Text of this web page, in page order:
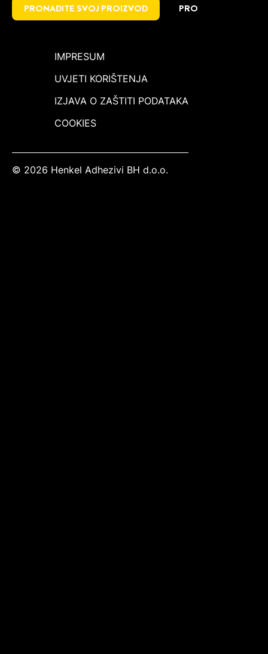
PRONAĐITE SVOJ PROIZVOD PRO
IMPRESUM
UVJETI KORIŠTENJA
IZJAVA O ZAŠTITI PODATAKA
COOKIES
© 2026 Henkel Adhezivi BH d.o.o.